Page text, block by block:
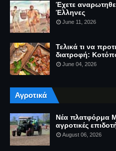
Έχετε
Έλληνες
June 11, 2026
Τελικά τι να
διατροφή:
June 04, 2026
Αγροτικά
Νέα πλατφόρμα
αγροτικές
August 06, 2026